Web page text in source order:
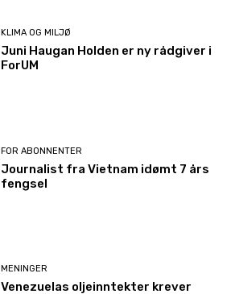
KLIMA OG MILJØ
Juni Haugan Holden er ny rådgiver i
ForUM
FOR ABONNENTER
Journalist fra Vietnam idømt 7 års
fengsel
MENINGER
Venezuelas oljeinntekter krever